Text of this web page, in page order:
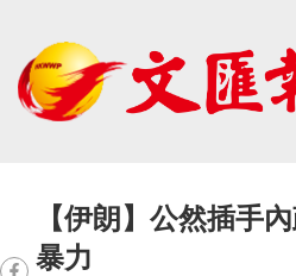
【伊朗】公然插手
暴力